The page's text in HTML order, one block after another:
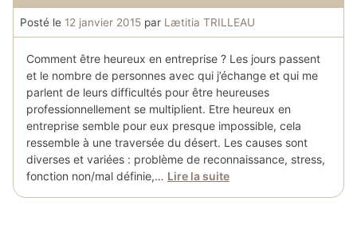
Posté le 12 janvier 2015 par Lætitia TRILLEAU
Comment être heureux en entreprise ? Les jours passent
et le nombre de personnes avec qui j’échange et qui me
parlent de leurs difficultés pour être heureuses
professionnellement se multiplient. Etre heureux en
entreprise semble pour eux presque impossible, cela
ressemble à une traversée du désert. Les causes sont
diverses et variées : problème de reconnaissance, stress,
fonction non/mal définie,… Lire la suite